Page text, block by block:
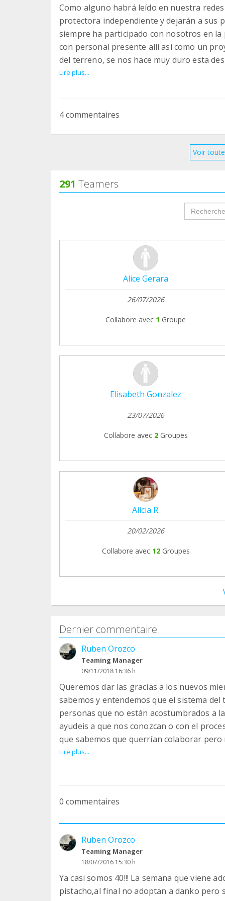
Como alguno habrá leído en nuestra redes
protectora independiente y dejarán a sus
siempre ha participado con nosotros en
con personal presente allí así como un
del terreno, se nos hace muy duro esta
dejaremos la gestión del teaming a ellos
Lire plus...
4 commentaires
Voir
291 Teamers
Alice Gerara
26/07/2026
Collabore avec 1 Groupe
Elisabeth Gonzalez
23/07/2026
Collabore avec 2 Groupes
Alicia R.
20/02/2026
Collabore avec 12 Groupes
Dernier commentaire
Ruben Orozco
Teaming Manager
09/11/2018 16:36 h
Queremos dar las gracias a los nuevos
sabemos y entendemos que el sistema
personas que no están acostumbrados a
ayudeis a que nos conozcan o con el
que sabemos que querrían colaborar
ningún problema en su economía y sin
MUCHAS GRACIAS
Lire plus...
0 commentaires
Ruben Orozco
Teaming Manager
18/07/2016 15:30 h
Ya casi somos 40!!! La semana que viene
pistacho,al final no adoptan a danko